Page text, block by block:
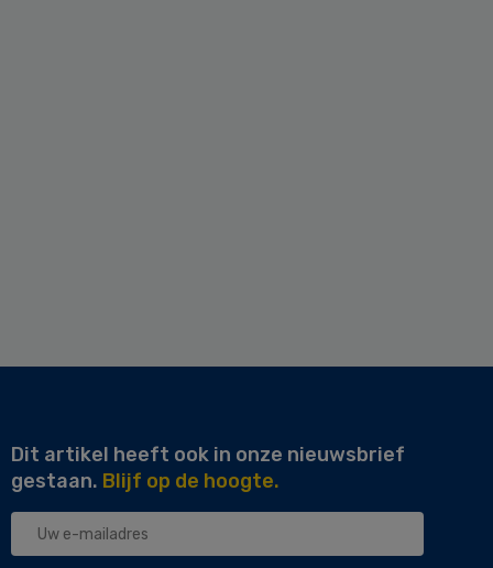
Dit artikel heeft ook in onze nieuwsbrief
gestaan. Blijf op de hoogte.
Uw